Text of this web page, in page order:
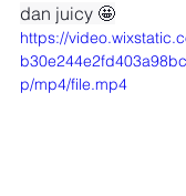
dan juicy 🤩
https://
p/mp4/file.mp4